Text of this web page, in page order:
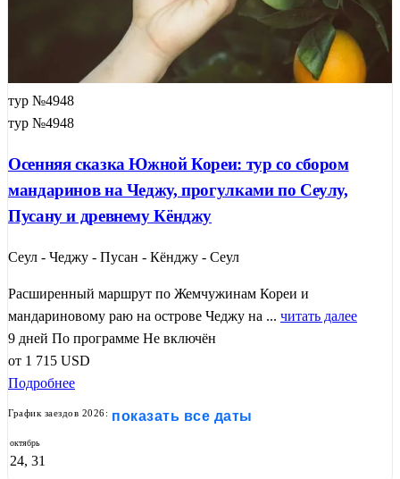
тур №4948
тур №4948
Осенняя сказка Южной Кореи: тур со сбором
мандаринов на Чеджу, прогулками по Сеулу,
Пусану и древнему Кёнджу
Сеул - Чеджу - Пусан - Кёнджу - Сеул
Расширенный маршрут по Жемчужинам Кореи и
мандариновому раю на острове Чеджу на ... читать далее
9 дней По программе Не включён
от 1 715 USD
Подробнее
График заездов 2026: показать все даты
октябрь
24, 31